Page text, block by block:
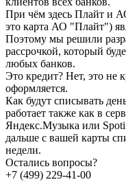
При чём здесь Плайт и
это карта АО "Плайт")
Поэтому мы решили
рассрочкой, который
любых банков.
Это кредит? Нет, это не
оформляется.
Как будут списывать
работает также как в
Яндекс.Музыка или
дальше с вашей карты
недели.
Остались вопросы?
+7 (499) 229-41-00